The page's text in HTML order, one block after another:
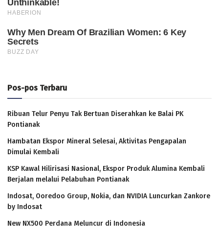
Pos-pos Terbaru
Ribuan Telur Penyu Tak Bertuan Diserahkan ke Balai PK
Pontianak
Hambatan Ekspor Mineral Selesai, Aktivitas Pengapalan
Dimulai Kembali
KSP Kawal Hilirisasi Nasional, Ekspor Produk Alumina Kembali
Berjalan melalui Pelabuhan Pontianak
Indosat, Ooredoo Group, Nokia, dan NVIDIA Luncurkan Zankore
by Indosat
New NX500 Perdana Meluncur di Indonesia